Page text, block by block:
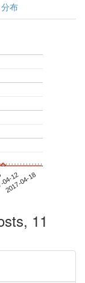
分布
12
2017-04-18
11